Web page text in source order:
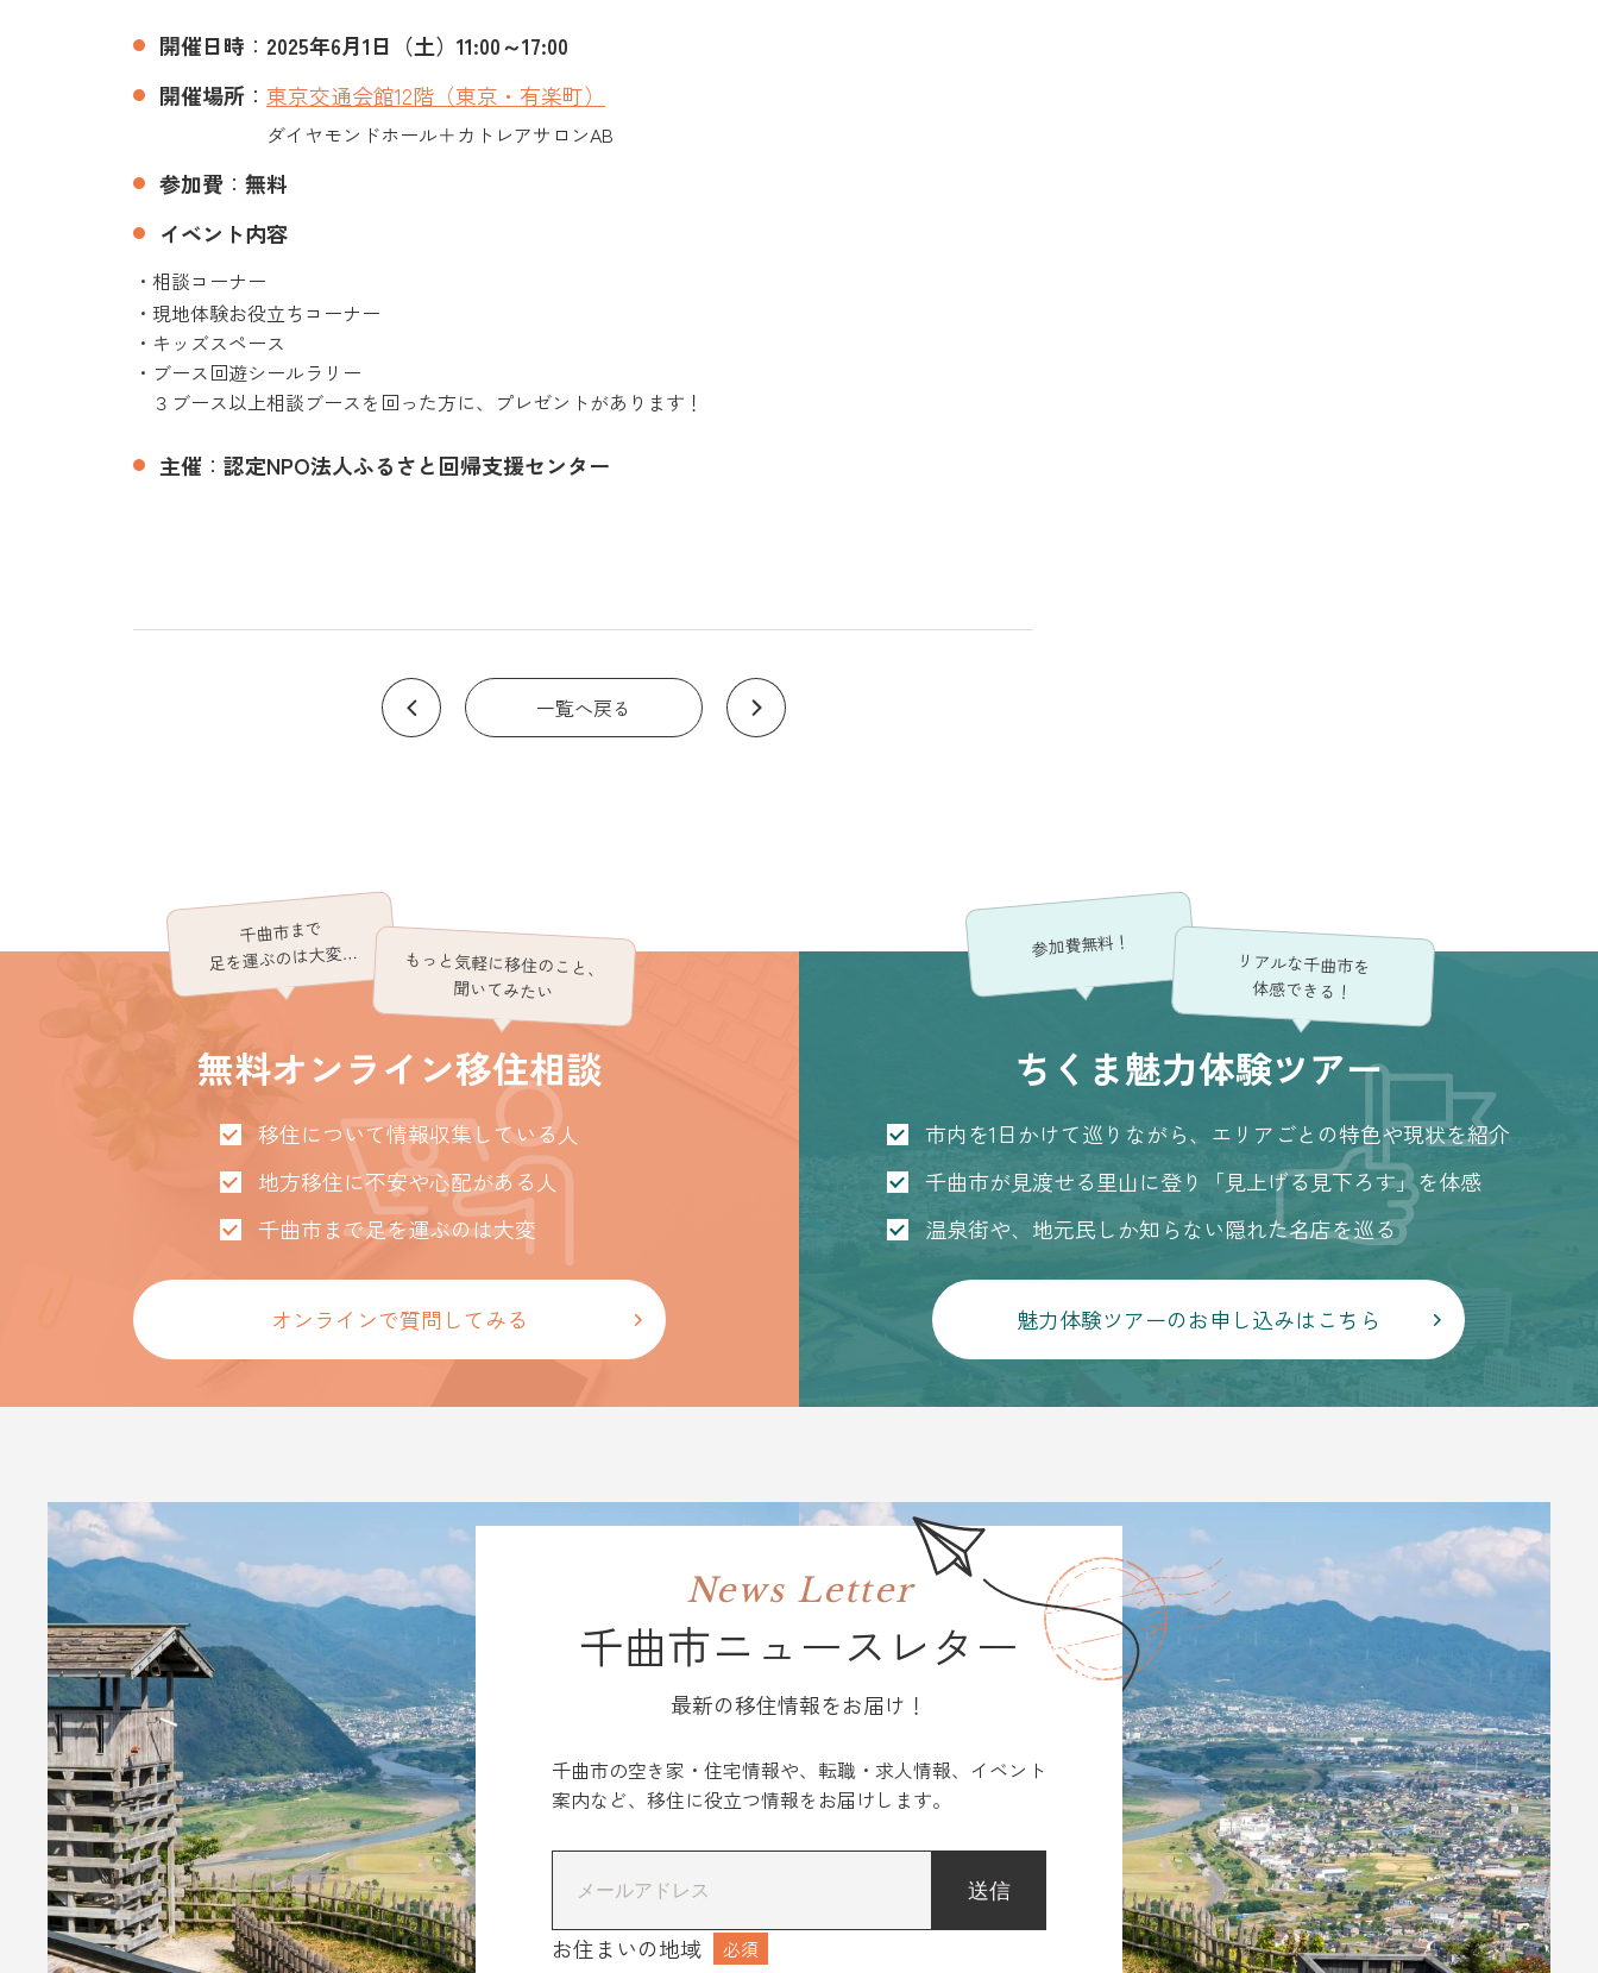
開催日時 ： 2025年6月1日（土） 11:00～17:00
開催場所 ： 東京交通会館12階（東京・有楽町）
ダイヤモンドホール＋カトレアサロンAB
参加費 ： 無料
イベント内容
・相談コーナー
・ 現地体験お役立ちコーナー
・キッズスペース
・ブース回遊シールラリー
３ブース以上相談ブースを回った方に、プレゼントがあります！
主催 ： 認定NPO法人ふるさと回帰支援センター
一覧へ戻る
千曲市まで
足を運ぶのは大変… もっと気軽に移住のこと、
聞いてみたい
無料オンライン移住相談
移住について情報収集している人
地方移住に不安や心配がある人
千曲市まで足を運ぶのは大変
オンラインで質問してみる
参加費無料！
リアルな千曲市を
体感できる！
ちくま魅力体験ツアー
市内を1日かけて巡りながら、エリアごとの特色や現状を紹介
千曲市が見渡せる里山に登り「見上げる見下ろす」を体感
温泉街や、地元民しか知らない隠れた名店を巡る
魅力体験ツアーのお申し込みはこちら
News Letter
千曲市ニュースレター
最新の移住情報をお届け！
千曲市の空き家・住宅情報や、転職・求人情報、イベント
案内など、移住に役立つ情報をお届けします。
お住まいの地域